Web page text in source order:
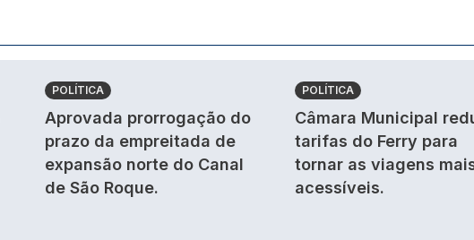
POLÍTICA
Aprovada prorrogação do
prazo da empreitada de
expansão norte do Canal
de São Roque.
POLÍTICA
Câmara Municipal
tarifas do Ferry para
tornar as viagens
acessíveis.